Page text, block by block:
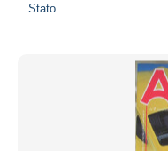
Stato